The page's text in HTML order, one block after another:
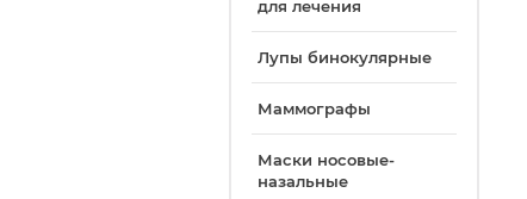
для лечения
Лупы бинокулярные
Маммографы
Маски носовые-
назальные